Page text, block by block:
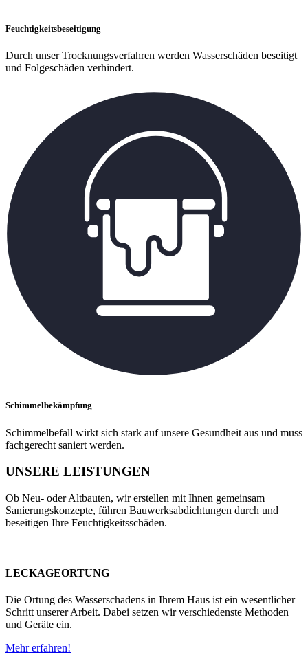
Feuchtigkeitsbeseitigung
Durch unser Trocknungsverfahren werden Wasserschäden beseitigt
und Folgeschäden verhindert.
Schimmelbekämpfung
Schimmelbefall wirkt sich stark auf unsere Gesundheit aus und muss
fachgerecht saniert werden.
UNSERE LEISTUNGEN
Ob Neu- oder Altbauten, wir erstellen mit Ihnen gemeinsam
Sanierungskonzepte, führen Bauwerksabdichtungen durch und
beseitigen Ihre Feuchtigkeitsschäden.
LECKAGEORTUNG
Die Ortung des Wasserschadens in Ihrem Haus ist ein wesentlicher
Schritt unserer Arbeit. Dabei setzen wir verschiedenste Methoden
und Geräte ein.
Mehr erfahren!